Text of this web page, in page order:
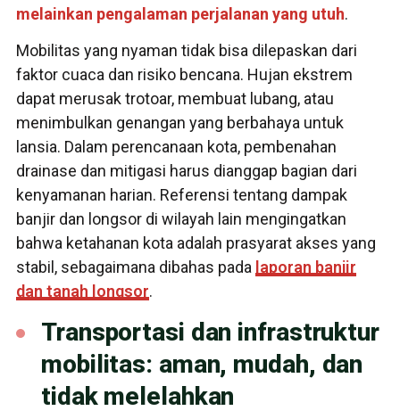
melainkan pengalaman perjalanan yang utuh.
Mobilitas yang nyaman tidak bisa dilepaskan dari
faktor cuaca dan risiko bencana. Hujan ekstrem
dapat merusak trotoar, membuat lubang, atau
menimbulkan genangan yang berbahaya untuk
lansia. Dalam perencanaan kota, pembenahan
drainase dan mitigasi harus dianggap bagian dari
kenyamanan harian. Referensi tentang dampak
banjir dan longsor di wilayah lain mengingatkan
bahwa ketahanan kota adalah prasyarat akses yang
stabil, sebagaimana dibahas pada laporan banjir
dan tanah longsor.
Transportasi dan infrastruktur
mobilitas: aman, mudah, dan
tidak melelahkan